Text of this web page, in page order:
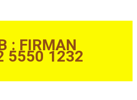
: FIRMAN
5550 1232